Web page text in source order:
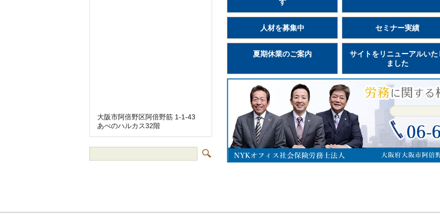
す
人材を募集中 セミナー実績
夏期休業のご案内
サイトをリニューアルいた
ました
大阪市阿倍野区阿倍野筋 1-1-43
あべのハルカス32階